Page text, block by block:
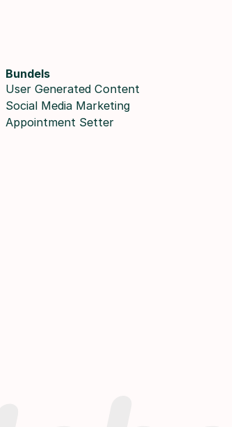
Bundels
User Generated Content
Social Media Marketing
Appointment Setter